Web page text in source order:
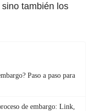
sino también los
Paso a paso para
de embargo: Link,